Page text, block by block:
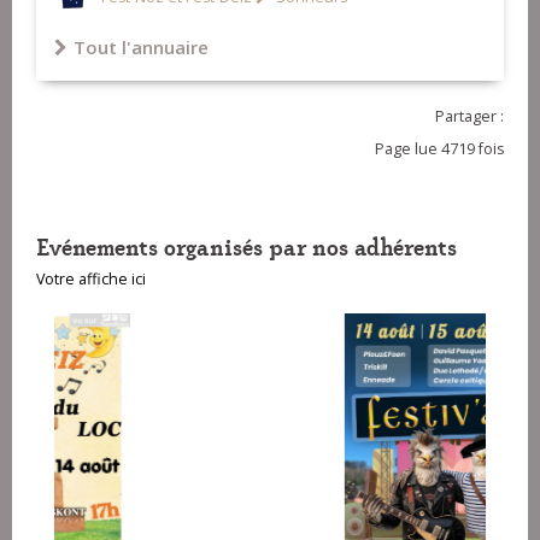
Tout l'annuaire
Partager :
Page lue 4719 fois
Evénements organisés par nos adhérents
Votre affiche ici